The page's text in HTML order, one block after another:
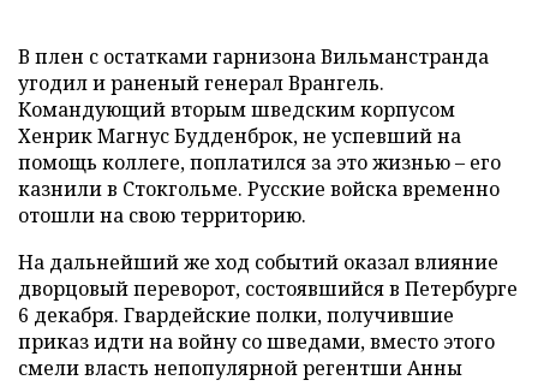
В плен с остатками гарнизона Вильманстранда
угодил и раненый генерал Врангель.
Командующий вторым шведским корпусом
Хенрик Магнус Будденброк, не успевший на
помощь коллеге, поплатился за это жизнью – его
казнили в Стокгольме. Русские войска временно
отошли на свою территорию.
На дальнейший же ход событий оказал влияние
дворцовый переворот, состоявшийся в Петербурге
6 декабря. Гвардейские полки, получившие
приказ идти на войну со шведами, вместо этого
смели власть непопулярной регентши Анны